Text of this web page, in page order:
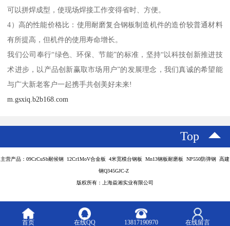
可以拼焊成型，使现场焊接工作变得省时、方便。
4）高的性能价格比：使用耐磨复合钢板制造机件的造价较普通材料
有所提高，但机件的使用寿命增长。
我们公司奉行“绿色、环保、节能”的标准，坚持“以科技创新推进技
术进步，以产品创新赢取市场用户”的发展理念，我们真诚的希望能
与广大新老客户一起携手共创美好未来!
m.gsxiq.b2b168.com
Top
主营产品：09CrCuSb耐候钢 12Cr1MoV合金板 4米宽模台钢板 Mn13钢板耐磨板 NP550防弹钢 高建
钢Q345GJC-Z
版权所有：上海焱湘实业有限公司
首页 在线QQ 13817190970 在线留言